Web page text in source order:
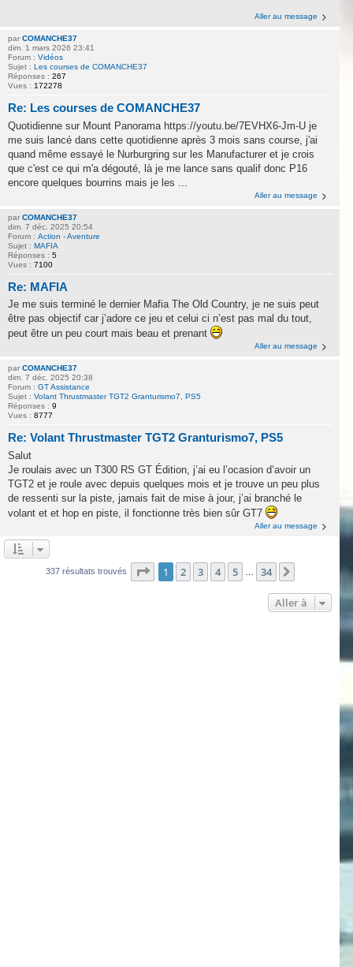
Aller au message
par COMANCHE37
dim. 1 mars 2026 23:41
Forum : Vidéos
Sujet : Les courses de COMANCHE37
Réponses : 267
Vues : 172278
Re: Les courses de COMANCHE37
Quotidienne sur Mount Panorama https://youtu.be/7EVHX6-Jm-U je
me suis lancé dans cette quotidienne après 3 mois sans course, j'ai
quand même essayé le Nurburgring sur les Manufacturer et je crois
que c'est ce qui m'a dégouté, là je me lance sans qualif donc P16
encore quelques bourrins mais je les ...
Aller au message
par COMANCHE37
dim. 7 déc. 2025 20:54
Forum : Action - Aventure
Sujet : MAFIA
Réponses : 5
Vues : 7100
Re: MAFIA
Je me suis terminé le dernier Mafia The Old Country, je ne suis peut
être pas objectif car j’adore ce jeu et celui ci n’est pas mal du tout,
peut être un peu court mais beau et prenant
Aller au message
par COMANCHE37
dim. 7 déc. 2025 20:38
Forum : GT Assistance
Sujet : Volant Thrustmaster TGT2 Granturismo7, PS5
Réponses : 9
Vues : 8777
Re: Volant Thrustmaster TGT2 Granturismo7, PS5
Salut
Je roulais avec un T300 RS GT Édition, j’ai eu l’ocasion d’avoir un
TGT2 et je roule avec depuis quelques mois et je trouve un peu plus
de ressenti sur la piste, jamais fait de mise à jour, j’ai branché le
volant et et hop en piste, il fonctionne très bien sûr GT7
Aller au message
337 résultats trouvés Page 1sur34
1 2 3 4 5 34
Aller à